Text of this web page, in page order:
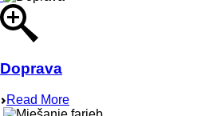
Doprava
Read More